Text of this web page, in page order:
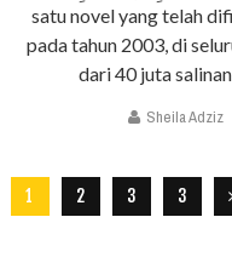
satu novel yang telah
pada tahun 2003, di
dari 40 juta
Sheila Adziz
1 2 3
3